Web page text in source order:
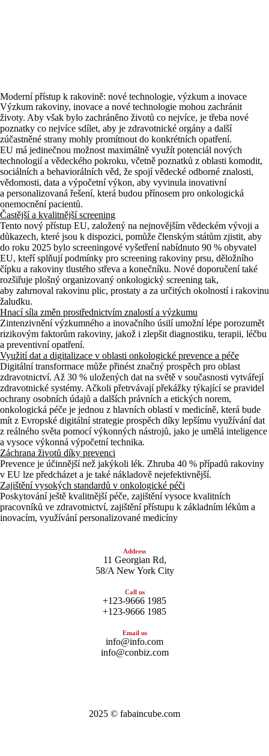
Moderní přístup k rakovině: nové technologie, výzkum a inovace
Výzkum rakoviny, inovace a nové technologie mohou zachránit
životy. Aby však bylo zachráněno životů co nejvíce, je třeba nové
poznatky co nejvíce sdílet, aby je zdravotnické orgány a další
zúčastněné strany mohly promítnout do konkrétních opatření.
EU má jedinečnou možnost maximálně využít potenciál nových
technologií a vědeckého pokroku, včetně poznatků z oblasti komodit,
sociálních a behaviorálních věd, že spojí vědecké odborné znalosti,
vědomosti, data a výpočetní výkon, aby vyvinula inovativní
a personalizovaná řešení, která budou přínosem pro onkologická
onemocnění pacientů.
Častější a kvalitnější screening
Tento nový přístup EU, založený na nejnovějším vědeckém vývoji a
důkazech, které jsou k dispozici, pomůže členským státům zjistit, aby
do roku 2025 bylo screeningové vyšetření nabídnuto 90 % obyvatel
EU, kteří splňují podmínky pro screening rakoviny prsu, děložního
čípku a rakoviny tlustého střeva a konečníku. Nové doporučení také
rozšiřuje plošný organizovaný onkologický screening tak,
aby zahrnoval rakovinu plic, prostaty a za určitých okolností i rakovinu
žaludku.
Hnací síla změn prostřednictvím znalostí a výzkumu
Zintenzivnění výzkumného a inovačního úsilí umožní lépe porozumět
rizikovým faktorům rakoviny, jakož i zlepšit diagnostiku, terapii, léčbu
a preventivní opatření.
Využití dat a digitalizace v oblasti onkologické prevence a péče
Digitální transformace může přinést značný prospěch pro oblast
zdravotnictví. Až 30 % uložených dat na světě v současnosti vytvářejí
zdravotnické systémy. Ačkoli přetrvávají překážky týkající se pravidel
ochrany osobních údajů a dalších právních a etických norem,
onkologická péče je jednou z hlavních oblastí v medicíně, která bude
mít z Evropské digitální strategie prospěch díky lepšímu využívání dat
z reálného světa pomocí výkonných nástrojů, jako je umělá inteligence
a vysoce výkonná výpočetní technika.
Záchrana životů díky prevenci
Prevence je účinnější než jakýkoli lék. Zhruba 40 % případů rakoviny
v EU lze předcházet a je také nákladově nejefektivnější.
Zajištění vysokých standardů v onkologické péči
Poskytování ještě kvalitnější péče, zajištění vysoce kvalitních
pracovníků ve zdravotnictví, zajištění přístupu k základním lékům a
inovacím, využívání personalizované medicíny
Address
11 Georgian Rd,
58/A New York City
Call us
+123-9666 1985
+123-9666 1985
Email us
info@info.com
info@conbiz.com
2025 © fabaincube.com